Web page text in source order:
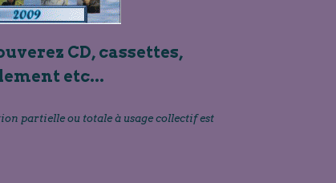
CD, cassettes,
etc...
partielle ou totale à usage collectif est